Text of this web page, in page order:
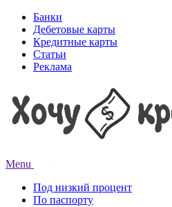
Банки
Дебетовые карты
Кредитные карты
Статьи
Реклама
Menu
Под низкий процент
По паспорту